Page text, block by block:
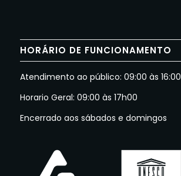
HORÁRIO DE FUNCIONAMENTO
Atendimento ao público: 09:00 às 16:00
Horario Geral: 09:00 às 17h00
Encerrado aos sábados e domingos